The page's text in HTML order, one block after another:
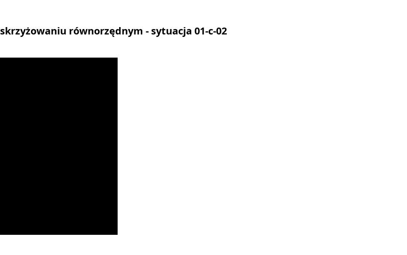
równorzędnym - sytuacja 01-c-02